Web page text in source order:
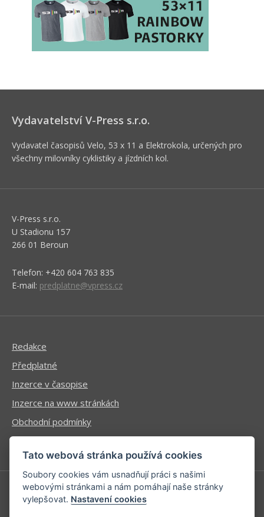
Vydavatelství V-Press s.r.o.
Vydavatel časopisů Velo, 53 x 11 a Elektrokola, určených pro
všechny milovníky cyklistiky a jízdních kol.
V-Press s.r.o.
U Stadionu 157
266 01 Beroun
Telefon: +420 604 763 835
E-mail: predplatne@vpress.cz
Redakce
Předplatné
Inzerce v časopise
Inzerce na www stránkách
Obchodní podmínky
Ochrana osobních údajů
Příhlášení | Registrace
Tato webová stránka používá cookies
Soubory cookies vám usnadňují práci s našimi
webovými stránkami a nám pomáhají naše stránky
vylepšovat. Nastavení cookies